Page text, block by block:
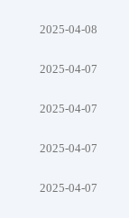
2025-04-08
2025-04-07
2025-04-07
2025-04-07
2025-04-07